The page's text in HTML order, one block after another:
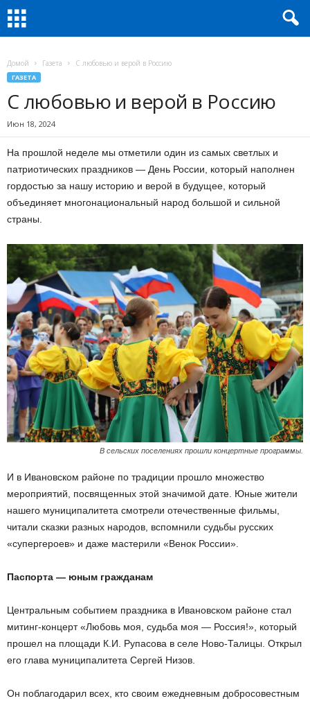
Домой Газета С любовью и верой в Россию
ГАЗЕТА
С любовью и верой в Россию
Июн 18, 2024
На прошлой неделе мы отметили один из самых светлых и
патриотических праздников — День России, который наполнен
гордостью за нашу историю и верой в будущее, который
объединяет многонациональный народ большой и сильной
страны.
В сельских поселениях прошли концертные программы.
И в Ивановском районе по традиции прошло множество
мероприятий, посвященных этой значимой дате. Юные жители
нашего муниципалитета смотрели отечественные фильмы,
читали сказки разных народов, вспомнили судьбы русских
«супергероев» и даже мастерили «Венок России».
Паспорта — юным гражданам
Центральным событием праздника в Ивановском районе стал
митинг-концерт «Любовь моя, судьба моя — Россия!», который
прошел на площади К.И. Рупасова в селе Ново-Талицы. Открыл
его глава муниципалитета Сергей Низов.
Он поблагодарил всех, кто своим ежедневным добросовестным